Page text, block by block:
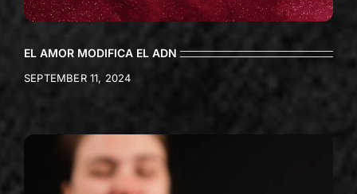
EL AMOR MODIFICA EL ADN
SEPTEMBER 11, 2024